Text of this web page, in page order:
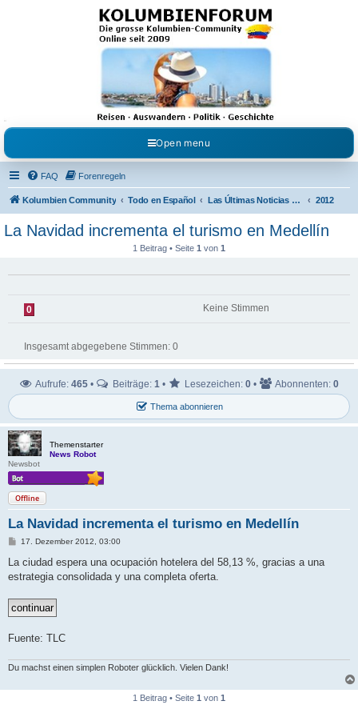
Kolumbienforum - Das
grosse Forum der
Freunde Kolumbiens
Reisen, Auswandern, Kultur, Politik, Geschichte und Visum in Kolumbien und Venezuela.
Austausch, Erfahrungen und Gemeinschaft im Kolumbienforum
Open menu
FAQ Forenregeln
Kolumbien Community Todo en Español Las Últimas Noticias en Español 2012
La Navidad incrementa el turismo en Medellín
1 Beitrag • Seite 1 von 1
0 Keine Stimmen
Insgesamt abgegebene Stimmen: 0
Thema abonnieren
Aufrufe: 465 • Beiträge: 1 • Lesezeichen: 0 • Abonnenten: 0
Themenstarter
News Robot
Newsbot
Offline
La Navidad incrementa el turismo en Medellín
B
i
r
g
17. Dezember 2012, 03:00
La ciudad espera una ocupación hotelera del 58,13 %, gracias a una
estrategia consolidada y una completa oferta.
Fuente: TLC
Du machst einen simplen Roboter glücklich. Vielen Dank!
1 Beitrag • Seite 1 von 1